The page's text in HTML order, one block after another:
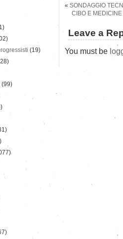
« SONDAGGIO
CIBO E
Leave a
You must be
(19)
(99)